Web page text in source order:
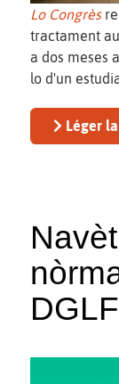
Lo Congrès
tractament
a dos meses
lo d'un
Léger